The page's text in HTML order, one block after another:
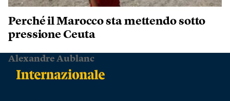
Perché il Marocco sta mettendo sotto
pressione Ceuta
Alexandre Aublanc